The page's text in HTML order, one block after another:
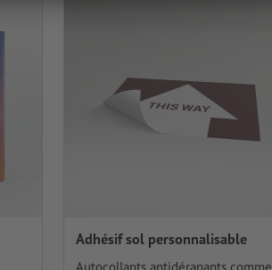
Adhésif sol personnalisable